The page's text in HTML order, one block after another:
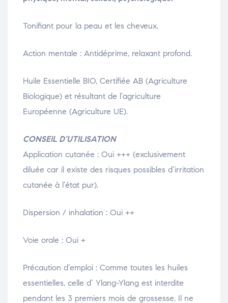
Tonifiant pour la peau et les cheveux.
Action mentale : Antidéprime, relaxant profond.
Huile Essentielle BIO, Certifiée AB (Agriculture
Biologique) et résultant de l’agriculture
Européenne (Agriculture UE).
CONSEIL D’UTILISATION
Application cutanée : Oui +++ (exclusivement
diluée car il existe des risques possibles d’irritation
cutanée à l’état pur).
Dispersion / inhalation : Oui ++
Voie orale : Oui +
Précaution d’emploi : Comme toutes les huiles
essentielles, celle d’ Ylang-Ylang est interdite
pendant les 3 premiers mois de grossesse. Il ne